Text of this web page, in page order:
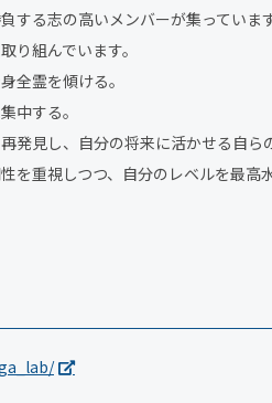
する志の高いメンバーが集っていま
り組んでいます。
全霊を傾ける。
中する。
発見し、自分の将来に活かせる自ら
を重視しつつ、自分のレベルを最高